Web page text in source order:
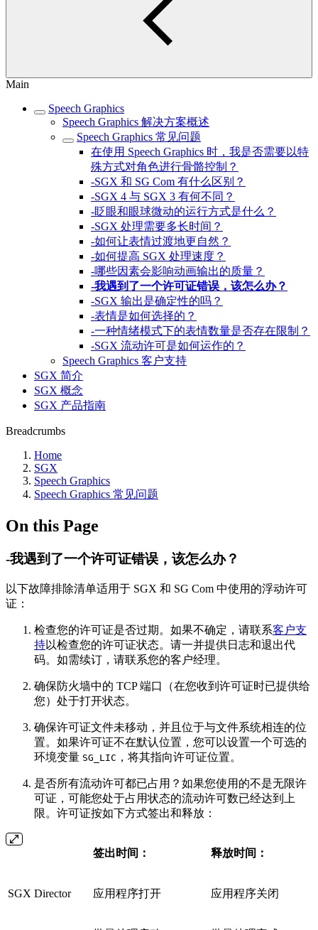
Main
Speech Graphics
Speech Graphics 解决方案概述
Speech Graphics 常见问题
在使用 Speech Graphics 时，我是否需要以特
殊方式对角色进行骨骼控制？
-SGX 和 SG Com 有什么区别？
-SGX 4 与 SGX 3 有何不同？
-眨眼和眼球微动的运行方式是什么？
-SGX 处理需要多长时间？
-如何让表情过渡地更自然？
-如何提高 SGX 处理速度？
-哪些因素会影响动画输出的质量？
-我遇到了一个许可证错误，该怎么办？
-SGX 输出是确定性的吗？
-表情是如何选择的？
-一种情绪模式下的表情数量是否存在限制？
-SGX 流动许可是如何运作的？
Speech Graphics 客户支持
SGX 简介
SGX 概念
SGX 产品指南
Breadcrumbs
Home
SGX
Speech Graphics
Speech Graphics 常见问题
On this Page
-我遇到了一个许可证错误，该怎么办？
以下故障排除清单适用于 SGX 和 SG Com 中使用的浮动许可
证：
检查您的许可证是否过期。如果不确定，请联系客户支
持以检查您的许可证状态。请一并提供日志和退出代
码。如需续订，请联系您的客户经理。
确保防火墙中的 TCP 端口（在您收到许可证时已提供给
您）处于打开状态。
确保许可证文件未移动，并且位于与文件系统相连的位
置。如果许可证不在默认位置，您可以设置一个可选的
环境变量 SG_LIC ，将其指向许可证位置。
是否所有流动许可都已占用？如果您使用的不是无限许
可证，可能您处于占用状态的流动许可数已经达到上
限。许可证按如下方式签出和释放：
签出时间： 释放时间：
SGX Director 应用程序打开 应用程序关闭